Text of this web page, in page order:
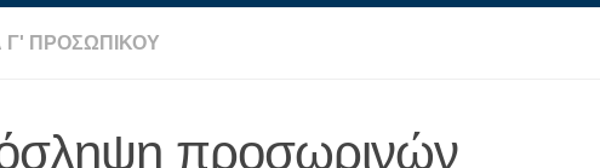
ΠΡΟΣΩΠΙΚΟΎ
προσωρινών